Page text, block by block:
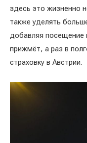
здесь это жизненно
также уделять
добавляя посещение
прижмёт, а раз в
страховку в Австрии.